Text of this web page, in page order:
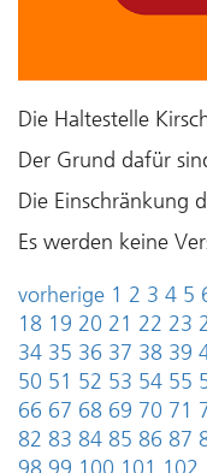
Die Haltestelle
Der Grund dafür
Die Einschränkung
Es werden keine
vorherige 1 2 3 4 5
18 19 20 21 22 23
34 35 36 37 38 39
50 51 52 53 54 55
66 67 68 69 70 71
82 83 84 85 86 87